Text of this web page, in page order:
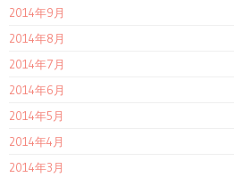
2014年9月
2014年8月
2014年7月
2014年6月
2014年5月
2014年4月
2014年3月